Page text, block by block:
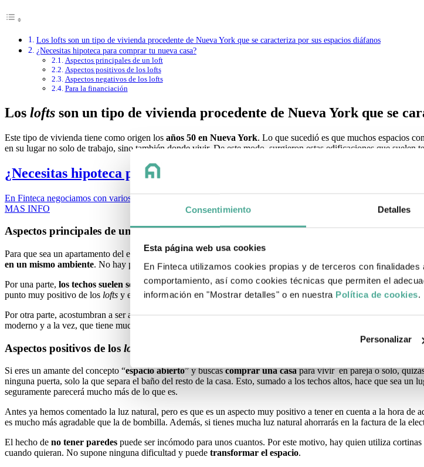
Consentimiento Detalles
Esta página web usa cookies
En Finteca utilizamos cookies propias y de terceros con
comportamiento, así como cookies técnicas que permiten el
información en "Mostrar detalles" o en nuestra Política de cookies.
Personalizar
Los lofts son un tipo de vivienda procedente de Nueva York que se caracteriza por sus espacios diáfanos
¿Necesitas hipoteca para comprar tu nueva casa?
Aspectos principales de un loft
Aspectos positivos de los lofts
Aspectos negativos de los lofts
Para la financiación
Los lofts son un tipo de vivienda procedente de Nueva York que se
Este tipo de vivienda tiene como origen los años 50 en Nueva York. Lo que sucedió es que muchos espacios
en su lugar no solo de trabajo, sino también donde vivir. De este modo, surgieron estas edificaciones que suelen
¿Necesitas hipoteca para comprar tu nueva casa?
En Finteca negociamos con varios bancos para conseguir tu mejor hipoteca
MAS INFO
Aspectos principales de unloft
Para que sea un apartamento del estilo que nos ocupa en este artículo, lo más importante es que sea un espacio
en un mismo ambiente. No hay paredes que separen las diferentes estancias. Simplemente hay la separación
Por una parte, los techos suelen ser altos, ya que hablamos de lugares de dos pisos con escaleras descubiertas.
punto muy positivo de los lofts y es que la luz natural llega a todas partes porque no la entorpece ninguna pared.
Por otra parte, acostumbran a ser apartamentos muy industriales. Las paredes habitualmente son de ladrillo o
moderno y a la vez, que tiene mucha personalidad.
Aspectos positivos de los lofts
Si eres un amante del concepto “espacio abierto” y buscascomprar una casapara vivir en pareja o solo,
ninguna puerta, solo la que separa el baño del resto de la casa. Esto, sumado a los techos altos, hace que sea
seguramente parecerá mucho más de lo que es.
Antes ya hemos comentado la luz natural, pero es que es un aspecto muy positivo a tener en cuenta a la hora de
es mucho más agradable que la de bombilla. Además, si tienes mucha luz natural ahorrarás en la factura de la
El hecho de no tener paredes puede ser incómodo para unos cuantos. Por este motivo, hay quien utiliza
cuando quieran. No supone ninguna dificultad y puede transformar el espacio.